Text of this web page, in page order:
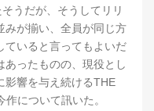
うだが、そうしてリリ
みが揃い、全員が同じ方
ていると言ってもよいだ
あったものの、現役とし
影響を与え続けるTHE
について訊いた。